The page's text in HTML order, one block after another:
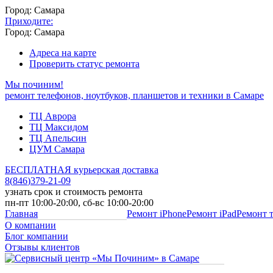
Город: Самара
Приходите:
Город: Самара
Адреса на карте
Проверить статус ремонта
Мы починим!
ремонт телефонов, ноутбуков, планшетов и техники в Самаре
ТЦ Аврора
ТЦ Максидом
ТЦ Апельсин
ЦУМ Самара
БЕСПЛАТНАЯ курьерская доставка
8(846)379-21-09
узнать срок и стоимость ремонта
пн-пт 10:00-20:00, сб-вс 10:00-20:00
Главная
О компании
Блог компании
Отзывы клиентов
Ремонт iPhoneРемонт iPadРемонт